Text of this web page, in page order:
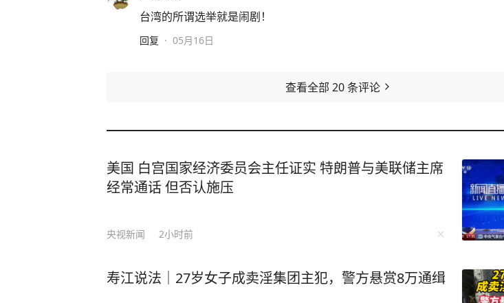
台湾的所谓选举就是闹剧！
回复 · 05月16日
查看全部 20条评论
美国 白宫国家经济委员会主任证实 特朗普与美联储主席
经常通话 但否认施压
央视新闻 2小时前
寿江说法｜27岁女子成卖淫集团主犯，警方悬赏8万通缉